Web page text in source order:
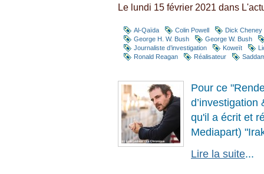
Le lundi 15 février 2021 dans
Al-Qaïda Colin Powell
Dick Cheney
George H. W. Bush
George W. Bush
Journaliste d’investigation
Koweït
Ronald Reagan
Réalisateur
Pour ce
qu'il a écrit et
Mediapart)
Lire la suite...